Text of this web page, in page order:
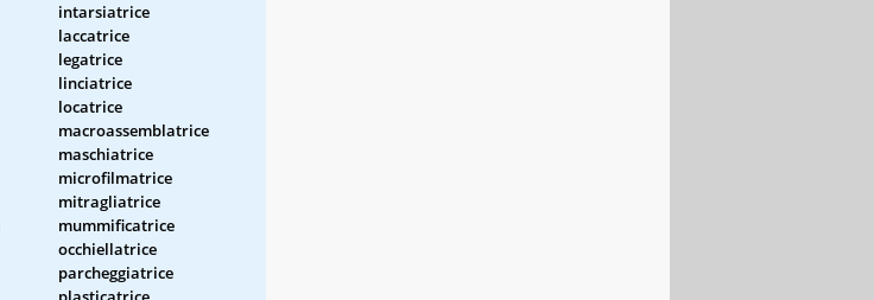
intarsiatrice
laccatrice
legatrice
linciatrice
locatrice
macroassemblatrice
maschiatrice
microfilmatrice
mitragliatrice
mummificatrice
occhiellatrice
parcheggiatrice